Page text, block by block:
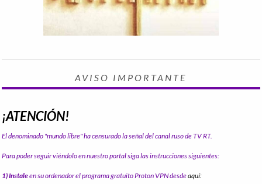
AVISO IMPORTANTE
¡ATENCIÓN!
El denominado "mundo libre" ha censurado la señal del canal ruso de TV RT.
Para poder seguir viéndolo en nuestro portal siga las instrucciones siguientes:
1) Instaleen su ordenador el programa gratuito Proton VPN desdeaquí: